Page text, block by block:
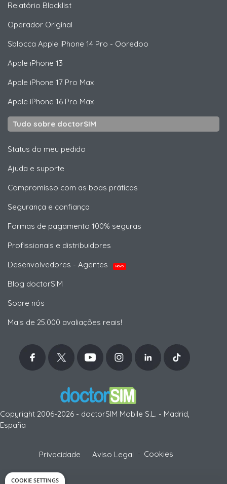
Relatório Blacklist
Operador Original
Sblocca Apple iPhone 14 Pro - Ooredoo
Apple iPhone 13
Apple iPhone 17 Pro Max
Apple iPhone 16 Pro Max
Tudo sobre doctorSIM
Status do meu pedido
Ajuda e suporte
Compromisso com as boas práticas
Segurança e confiança
Formas de pagamento 100% seguras
Profissionais e distribuidores
Desenvolvedores - Agentes
NOVO
Blog doctorSIM
Sobre nós
Mais de 25.000 avaliações reais!
Copyright 2006-2026 - doctorSIM Mobile S.L. - Madrid,
España
Privacidade Aviso Legal Cookies
COOKIE SETTINGS